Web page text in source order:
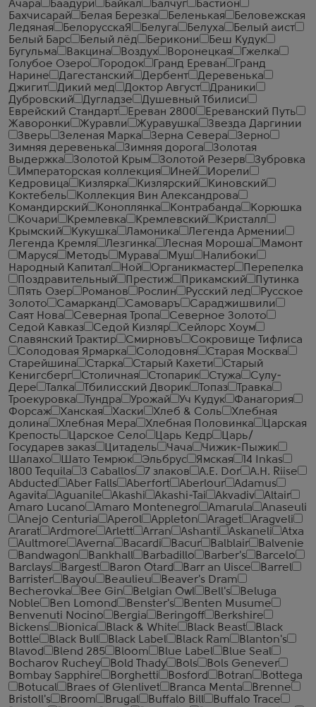
Ачара
Баадури Байкал Балчуг
Бастион
Бахчисарай
Белая Березка Беленькая
Беловежская
Ледяная
БелорусскаЯ Белуга Белуха
Белый аист
Белый Барс
Белый лёд Берикони
Беш Кудук
Бугульма
Вакцина Воздух Воронецкая
Гжелка
Голубое Озеро
Городок Гранд Ереван
Гранд
Нарине
Дагестанский Дербент
Деревенька
Джигит
Дикий мед Доктор Август
Драники
Дубровский
Дугладзе
Душевный Тбилиси
Еврейский Стандарт
Ереван 2800
Ереванский Путь
Жаворонки
Журавли Журавушка
Звезда Даргинии
Зверь
Зеленая Марка Зерна Севера
Зерно
Зимняя деревенька
Зимняя дорога
Золотая
Выдержка
Золотой Крым Золотой Резерв
Зубровка
Императорская коллекция
Иней
Иорели
Кедровица
Кизлярка Кизлярский
Киновский
Коктебель
Коллекция Вин Александрова
Командирский
Коноплянка Контрабанда
Корюшка
Кочари
Кремлевка Кремлевский
Кристалл
Крымский
Кукушка Ламоника
Легенда Армении
Легенда Кремля
Лезгинка Лесная Мороша
Мамонт
Маруся
Методъ Мурава Муш
Налибоки
Народный Капитал
Ной Органикмастер
Перепелка
Поздравительный
Престиж Прикамский
Путинка
Пять Озер
Романов Рослин Русский лед
Русское
Золото
Самарканд Самоваръ
Сараджишвили
Саят Нова
Северная Тропа
Северное Золото
Седой Кавказ
Седой Кизляр
Сейлорс Хоум
Славянский Трактир
Смирновъ
Сокровище Тифлиса
Солодовая Ярмарка
Солодовня
Старая Москва
Старейшина
Старка Старый Кахети
Старый
Кенигсберг
Столичная Стопарик Стужа
Сулу-
Дере
Талка Тбилисский Дворик Топаз
Травка
Троекуровка
Тундра Урожай Уч Кудук
Фанагория
Форсаж
Ханская Хаски Хлеб & Соль
Хлебная
долина
Хлебная Мера Хлебная Половинка
Царская
Крепость
Царское Село Царь Кедр
Царь/
Государев заказ
Цитадель Чача
Чижик-Пыжик
Шалахо
Шато Темрюк Эльбрус Ямская
14 Inkas
1800 Tequila
3 Caballos 7 злаков A.E. Dor
A.H. Riise
Abducted
Aber Falls Aberfort Aberlour
Adamus
Agavita
Aguanile Akashi Akashi-Tai Akvadiv
Altair
Amaro Lucano
Amaro Montenegro Amarula
Anaseuli
Anejo Centuria
Aperol Appleton Araget
Aragveli
Ararat
Ardmore Arlett Arran Ashanti Askaneli
Atxa
Aultmore
Averna Bacardi Bacur Balblair
Balvenie
Bandwagon
Bankhall Barbadillo Barber's
Barcelo
Barclays
Bargest Baron Otard Barr an Uisce
Barrel
Barrister
Bayou Beaulieu
Beaver's Dram
Becherovka
Bee Gin Belgian Owl Bell's
Beluga
Noble
Ben Lomond Benster's
Benten Musume
Benvenuti Nocino
Bergia Beringoff
Berkshire
Bickens
Bionica Black & White Black Beast
Black
Bottle
Black Bull Black Label Black Ram
Blanton's
Blavod
Blend 285 Bloom Blue Label
Blue Seal
Bocharov Ruchey
Bold Thady Bols
Bols Genever
Bombay Sapphire
Borghetti Bosford Botran
Bottega
Botucal
Braes of Glenlivet Branca Menta
Brenne
Bristoll's
Broom Brugal Buffalo Bill
Buffalo Trace